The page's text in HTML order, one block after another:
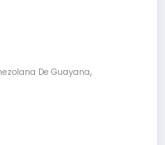
De Guayana,